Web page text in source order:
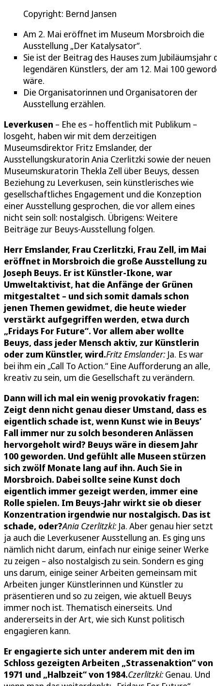
Copyright: Bernd Jansen
Am 2. Mai eröffnet im Museum Morsbroich die
Ausstellung „Der Katalysator“.
Sie ist der Beitrag des Hauses zum Jubiläumsjahr
legendären Künstlers, der am 12. Mai 100
wäre.
Die Organisatorinnen und Organisatoren der
Ausstellung erzählen.
Leverkusen – Ehe es – hoffentlich mit Publikum –
losgeht, haben wir mit dem derzeitigen
Museumsdirektor Fritz Emslander, der
Ausstellungskuratorin Ania Czerlitzki sowie der neuen
Museumskuratorin Thekla Zell über Beuys, dessen
Beziehung zu Leverkusen, sein künstlerisches wie
gesellschaftliches Engagement und die Konzeption
einer Ausstellung gesprochen, die vor allem eines
nicht sein soll: nostalgisch. Übrigens: Weitere
Beiträge zur Beuys-Ausstellung folgen.
Herr Emslander, Frau Czerlitzki, Frau Zell, im Mai
eröffnet in Morsbroich die große Ausstellung zu
Joseph Beuys. Er ist Künstler-Ikone, war
Umweltaktivist, hat die Anfänge der Grünen
mitgestaltet – und sich somit damals schon
jenen Themen gewidmet, die heute wieder
verstärkt aufgegriffen werden, etwa durch
„Fridays For Future“. Vor allem aber wollte
Beuys, dass jeder Mensch aktiv, zur Künstlerin
oder zum Künstler, wird.Fritz Emslander: Ja. Es war
bei ihm ein „Call To Action.“ Eine Aufforderung an alle,
kreativ zu sein, um die Gesellschaft zu verändern.
Dann will ich mal ein wenig provokativ fragen:
Zeigt denn nicht genau dieser Umstand, dass es
eigentlich schade ist, wenn Kunst wie in Beuys’
Fall immer nur zu solch besonderen Anlässen
hervorgeholt wird? Beuys wäre in diesem Jahr
100 geworden. Und gefühlt alle Museen stürzen
sich zwölf Monate lang auf ihn. Auch Sie in
Morsbroich. Dabei sollte seine Kunst doch
eigentlich immer gezeigt werden, immer eine
Rolle spielen. Im Beuys-Jahr wirkt sie ob dieser
Konzentration irgendwie nur nostalgisch. Das ist
schade, oder?Ania Czerlitzki: Ja. Aber genau hier setzt
ja auch die Leverkusener Ausstellung an. Es ging uns
nämlich nicht darum, einfach nur einige seiner Werke
zu zeigen – also nostalgisch zu sein. Sondern es ging
uns darum, einige seiner Arbeiten gemeinsam mit
Arbeiten junger Künstlerinnen und Künstler zu
präsentieren und so zu zeigen, wie aktuell Beuys
immer noch ist. Thematisch einerseits. Und
andererseits in der Art, wie sich Kunst politisch
engagieren kann.
Er engagierte sich unter anderem mit den im
Schloss gezeigten Arbeiten „Strassenaktion“ von
1971 und „Halbzeit“ von 1984.Czerlitzki: Genau. Und